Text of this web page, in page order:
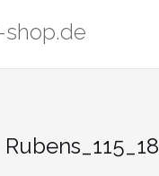
Rubens_115_18